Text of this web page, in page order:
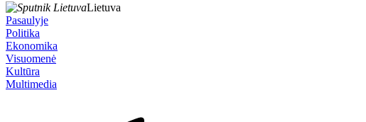
Lietuva
Pasaulyje
Politika
Ekonomika
Visuomenė
Kultūra
Multimedia